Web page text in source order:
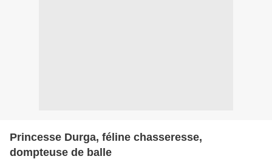
Princesse Durga, féline chasseresse,
dompteuse de balle